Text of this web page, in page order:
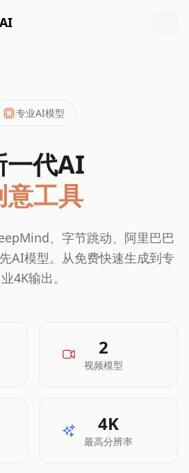
专业AI模型
一代AI
意工具
、字节跳动、阿里巴巴
AI模型。从免费快速生成到专
业4K输出。
2
视频模型
4K
最高分辨率